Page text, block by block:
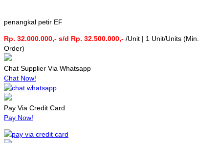
penangkal petir EF
Rp. 32.000.000,- s/d Rp. 32.500.000,- /Unit | 1 Unit/Units (Min.
Order)
Chat Supplier Via Whatsapp
Chat Now!
Pay Via Credit Card
Pay Now!